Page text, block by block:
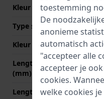
Kleur stiksel
Type sluiting
Kleur sluiting
Lengte band op 12 uur
(mm)
Lengte band op 6 uur
toestemming
De
anonieme
automatisch
"accepteer alle
accepteer je
cookies.
welke cookies